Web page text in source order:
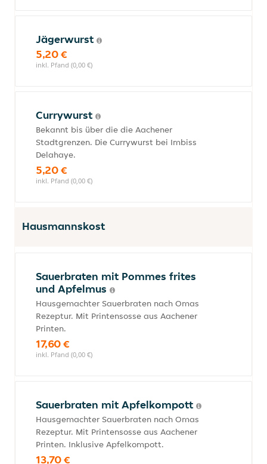
Jägerwurst
5,20 €
inkl. Pfand (0,00 €)
Currywurst
Bekannt bis über die die Aachener
Stadtgrenzen. Die Currywurst bei Imbiss
Delahaye.
5,20 €
inkl. Pfand (0,00 €)
Hausmannskost
Sauerbraten mit Pommes frites
und Apfelmus
Hausgemachter Sauerbraten nach Omas
Rezeptur. Mit Printensosse aus Aachener
Printen.
17,60 €
inkl. Pfand (0,00 €)
Sauerbraten mit Apfelkompott
Hausgemachter Sauerbraten nach Omas
Rezeptur. Mit Printensosse aus Aachener
Printen. Inklusive Apfelkompott.
13,70 €